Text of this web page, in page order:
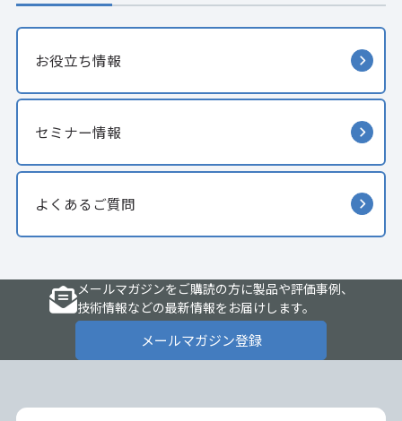
お役立ち情報
セミナー情報
よくあるご質問
メールマガジンをご購読の方に製品や評価事例、
技術情報などの最新情報をお届けします。
メールマガジン登録